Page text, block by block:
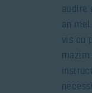
audire
an
vis cu